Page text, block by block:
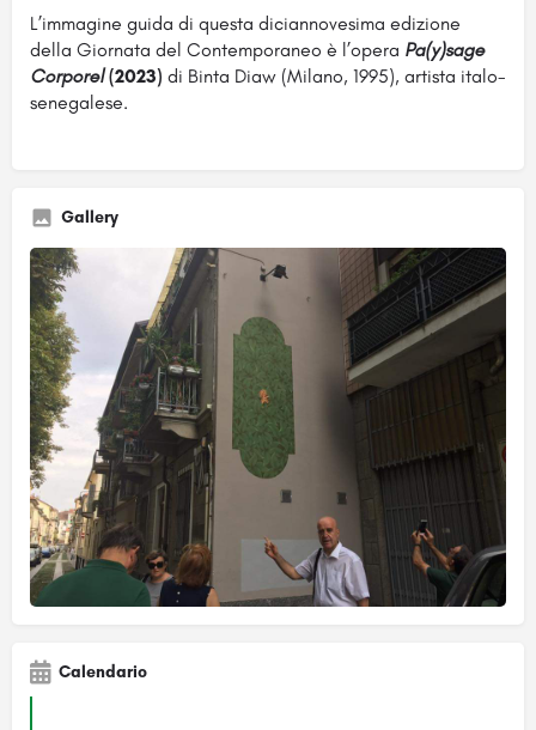
L’immagine guida di questa diciannovesima edizione
della Giornata del Contemporaneo è l’opera Pa(y)sage
Corporel(2023) di Binta Diaw (Milano, 1995), artista italo-
senegalese.
Gallery
Calendario